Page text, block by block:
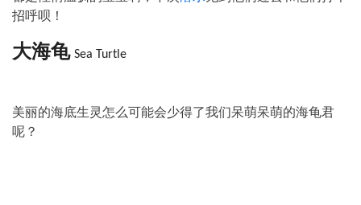
招呼呗！
大海龟 Sea Turtle
美丽的海底生灵怎么可能会少得了我们呆萌呆萌的海龟君
呢？